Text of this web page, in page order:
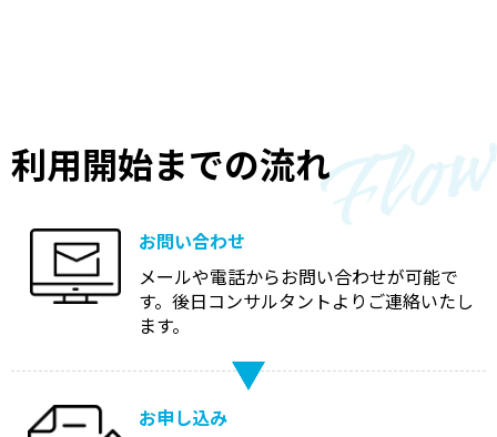
利用開始までの流れ
お問い合わせ
メールや電話からお問い合わせが可能で
す。後日コンサルタントよりご連絡いたし
ます。
お申し込み